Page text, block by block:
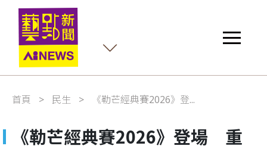
首頁 民生 《勒芒經典賽2026》登...
《勒芒經典賽2026》登場 重